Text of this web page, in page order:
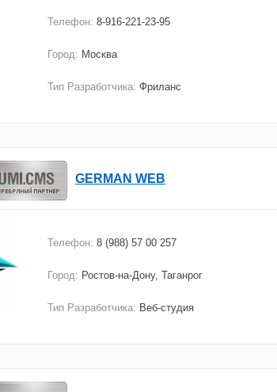
Телефон: 8-916-221-23-95
Город: Москва
Тип Разработчика: Фриланс
GERMAN WEB
Телефон: 8 (988) 57 00 257
Город: Ростов-на-Дону, Таганрог
Тип Разработчика: Веб-студия